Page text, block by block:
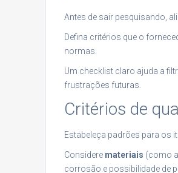
Antes de sair pesquisando,
Defina critérios que o
normas.
Um checklist claro ajuda a
frustrações futuras.
Critérios de
Estabeleça padrões para os
Considere materiais (como
corrosão e possibilidade de